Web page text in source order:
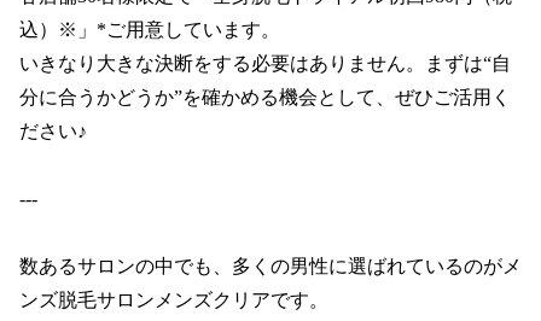
込）※」*ご用意しています。
いきなり大きな決断をする必要はありません。まずは“自
分に合うかどうか”を確かめる機会として、ぜひご活用く
ださい♪
---
数あるサロンの中でも、多くの男性に選ばれているのがメ
ンズ脱毛サロンメンズクリアです。